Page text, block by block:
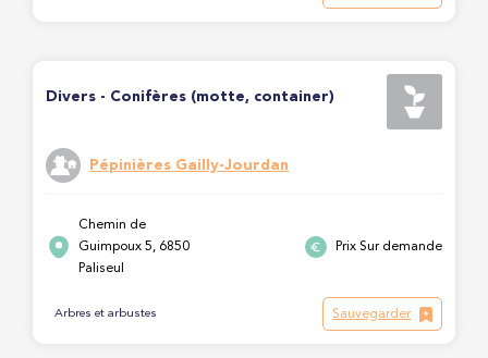
Divers - Conifères (motte, container)
Pépinières Gailly-Jourdan
Chemin de
Guimpoux 5, 6850
Paliseul
Prix Sur demande
Arbres et arbustes Sauvegarder